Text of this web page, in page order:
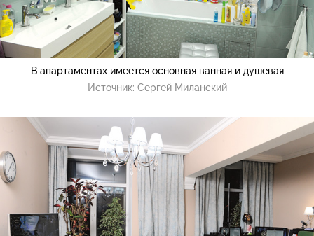
В апартаментах имеется основная ванная и душевая
Источник: Сергей Миланский